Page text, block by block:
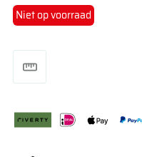
Niet op voorraad